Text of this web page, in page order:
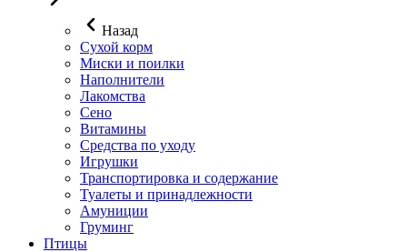
Назад
Сухой корм
Миски и поилки
Наполнители
Лакомства
Сено
Витамины
Средства по уходу
Игрушки
Транспортировка и содержание
Туалеты и принадлежности
Амуниции
Груминг
Птицы